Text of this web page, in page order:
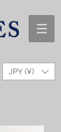
JPY (¥)